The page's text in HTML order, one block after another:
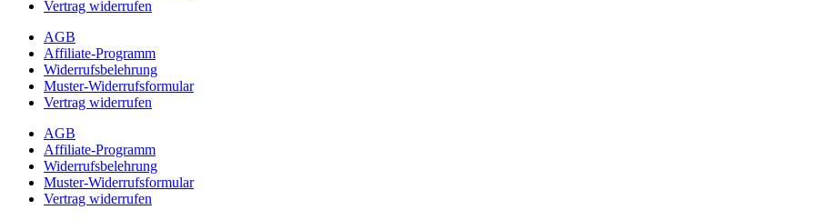
Vertrag widerrufen
AGB
Affiliate-Programm
Widerrufsbelehrung
Muster-Widerrufsformular
Vertrag widerrufen
AGB
Affiliate-Programm
Widerrufsbelehrung
Muster-Widerrufsformular
Vertrag widerrufen